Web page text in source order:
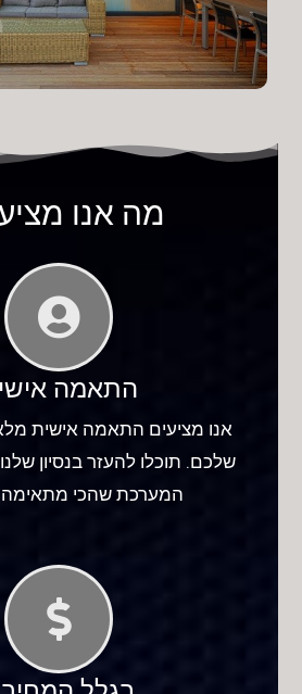
מה אנו
התאמה
אנו מציעים התאמה אישית
שלכם. תוכלו להעזר בנסיון
המערכת שהכי מתאימה